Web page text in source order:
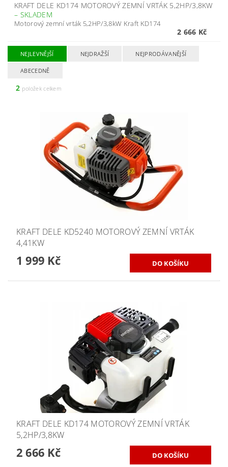
KRAFT DELE KD174 MOTOROVÝ ZEMNÍ VRTÁK 5,2HP/3,8KW
– SKLADEM
Motorový zemní vrták 5,2HP/3,8kW Kraft KD174
2 666 Kč
NEJLEVNĚJŠÍ NEJDRAŽŠÍ NEJPRODÁVANĚJŠÍ
ABECEDNĚ
2 položek celkem
KRAFT DELE KD5240 MOTOROVÝ ZEMNÍ VRTÁK
4,41KW
1 999 Kč
KRAFT DELE KD174 MOTOROVÝ ZEMNÍ VRTÁK
5,2HP/3,8KW
2 666 Kč